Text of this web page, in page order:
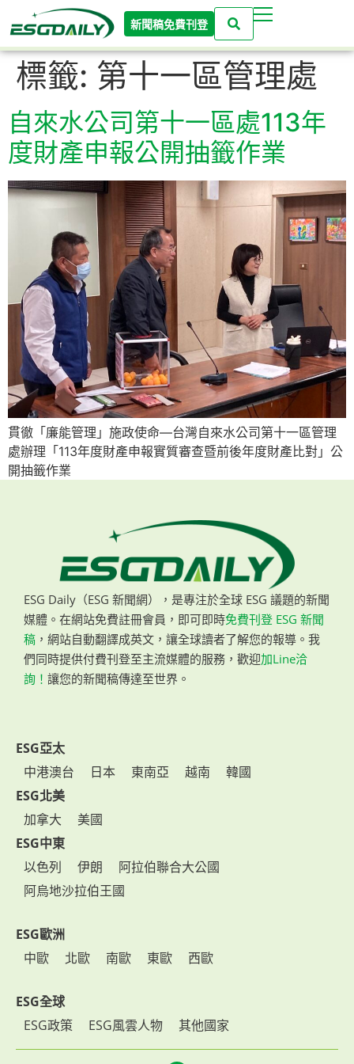
新聞稿免費刊登
標籤: 第十一區管理處
自來水公司第十一區處113年
度財產申報公開抽籤作業
貫徹「廉能管理」施政使命—台灣自來水公司第十一區管理
處辦理「113年度財產申報實質審查暨前後年度財產比對」公
開抽籤作業
ESG Daily（ESG 新聞網），是專注於全球 ESG 議題的新聞
媒體。在網站免費註冊會員，即可即時免費刊登 ESG 新聞
稿 ，網站自動翻譯成英文，讓全球讀者了解您的報導。我
們同時提供付費刊登至主流媒體的服務，歡迎加Line洽
詢！ 讓您的新聞稿傳達至世界。
ESG亞太
中港澳台
日本 東南亞 越南
韓國
ESG北美
加拿大
美國
ESG中東
以色列
伊朗
阿拉伯聯合大公國
阿烏地沙拉伯王國
ESG歐洲
中歐
北歐 南歐 東歐 西歐
ESG全球
ESG政策
ESG風雲人物 其他國家